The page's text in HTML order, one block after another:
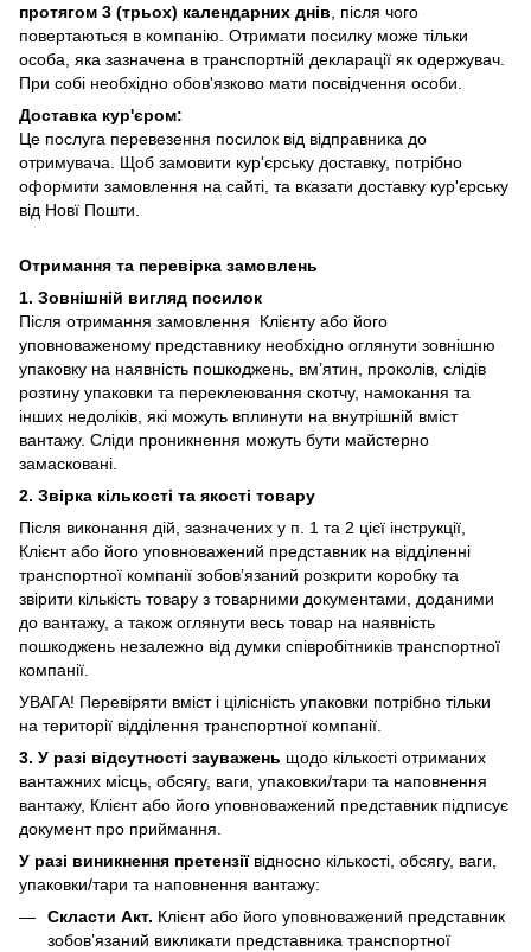
протягом 3 (трьох) календарних днів , після чого
повертаються в компанію. Отримати посилку може тільки
особа, яка зазначена в транспортній декларації як одержувач.
При собі необхідно обов'язково мати посвідчення особи.
Доставка кур'єром:
Це послуга перевезення посилок від відправника до
отримувача. Щоб замовити кур'єрську доставку, потрібно
оформити замовлення на сайті, та вказати доставку кур'єрську
від Новї Пошти.
Отримання та перевірка замовлень
1. Зовнішній вигляд посилок
Після отримання замовлення Клієнту або його
уповноваженому представнику необхідно оглянути зовнішню
упаковку на наявність пошкоджень, вм’ятин, проколів, слідів
розтину упаковки та переклеювання скотчу, намокання та
інших недоліків, які можуть вплинути на внутрішній вміст
вантажу. Сліди проникнення можуть бути майстерно
замасковані.
2. Звірка кількості та якості товару
Після виконання дій, зазначених у п. 1 та 2 цієї інструкції,
Клієнт або його уповноважений представник на відділенні
транспортної компанії зобов’язаний розкрити коробку та
звірити кількість товару з товарними документами, доданими
до вантажу, а також оглянути весь товар на наявність
пошкоджень незалежно від думки співробітників транспортної
компанії.
УВАГА! Перевіряти вміст і цілісність упаковки потрібно тільки
на території відділення транспортної компанії.
3. У разі відсутності зауважень щодо кількості отриманих
вантажних місць, обсягу, ваги, упаковки/тари та наповнення
вантажу, Клієнт або його уповноважений представник підписує
документ про приймання.
У разі виникнення претензіївідносно кількості, обсягу, ваги,
упаковки/тари та наповнення вантажу:
Скласти Акт. Клієнт або його уповноважений представник
зобов’язаний викликати представника транспортної